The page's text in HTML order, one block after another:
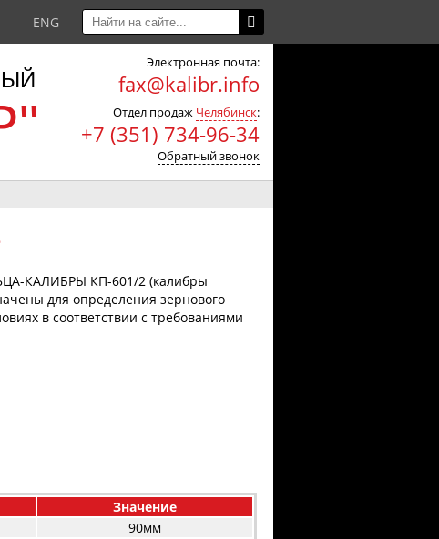
ENG
Электронная почта:
fax@kalibr.info
Отдел продаж Челябинск:
+7 (351) 734-96-34
Обратный звонок
КАЛИБРЫ КП-601/2 (калибры
для определения зернового
в соответствии с требованиями
Значение
90мм